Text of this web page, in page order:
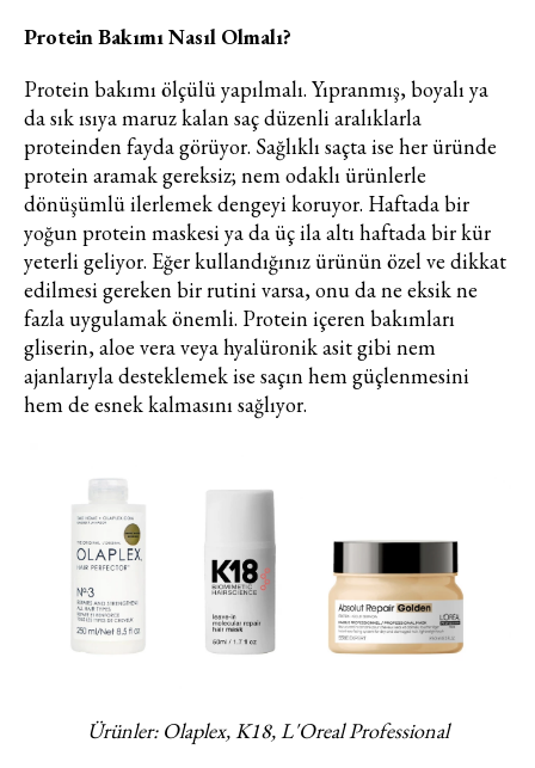
Moda dünyasında neler oluyor? Yeni
fikirler, öne çıkan koleksiyonlar, en
Protein Bakımı Nasıl Olmalı?
Protein bakımı ölçülü yapılmalı. Yıpranmış, boyalı ya
da sık ısıya maruz kalan saç düzenli aralıklarla
proteinden fayda görüyor. Sağlıklı saçta ise her üründe
protein aramak gereksiz; nem odaklı ürünlerle
dönüşümlü ilerlemek dengeyi koruyor. Haftada bir
yoğun protein maskesi ya da üç ila altı haftada bir kür
yeterli geliyor. Eğer kullandığınız ürünün özel ve dikkat
edilmesi gereken bir rutini varsa, onu da ne eksik ne
fazla uygulamak önemli. Protein içeren bakımları
gliserin, aloe vera veya hyalüronik asit gibi nem
ajanlarıyla desteklemek ise saçın hem güçlenmesini
hem de esnek kalmasını sağlıyor.
Ürünler: Olaplex, K18, L'Oreal Professional